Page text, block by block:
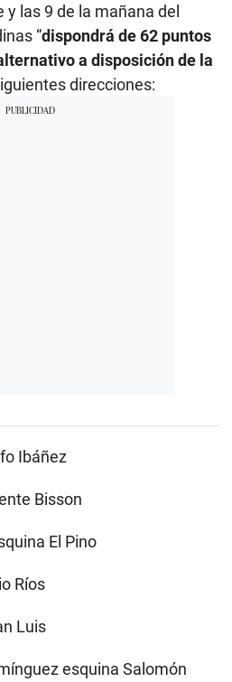
las 9 de la mañana del
“dispondrá de 62 puntos
a disposición de la
direcciones:
Ibáñez
Bisson
El Pino
Ríos
Luis
esquina Salomón